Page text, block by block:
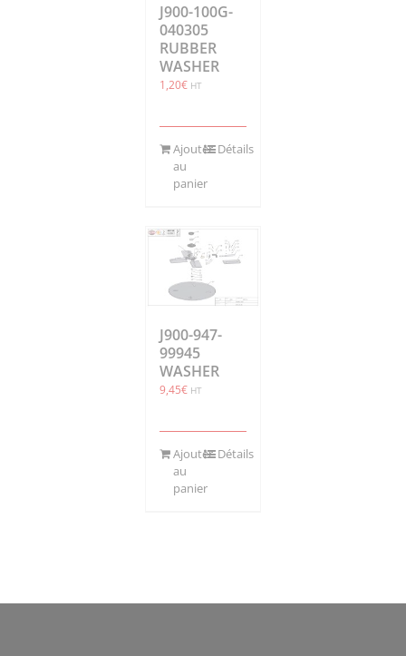
J900-100G-
040305
RUBBER
WASHER
1,20€ HT
Ajouter
au
panier
Détails
J900-947-
99945
WASHER
9,45€ HT
Ajouter
au
panier
Détails